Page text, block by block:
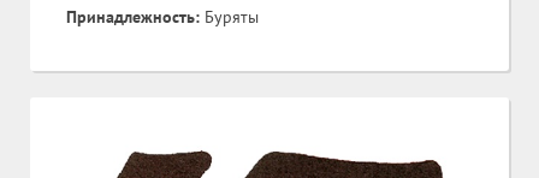
Принадлежность: Буряты